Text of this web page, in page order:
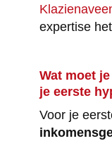
expertise
Wat moet
je eerste
Voor je